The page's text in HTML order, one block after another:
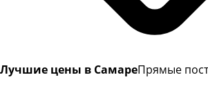
Лучшие цены в СамареПрямые